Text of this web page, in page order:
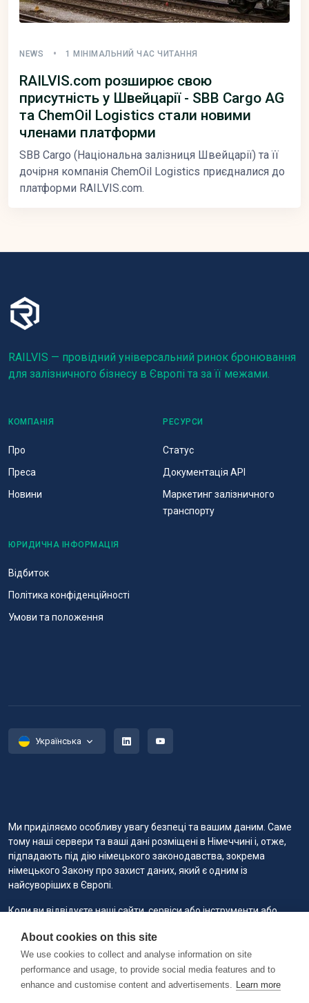
NEWS 1 МІНІМАЛЬНИЙ ЧАС ЧИТАННЯ
RAILVIS.com розширює свою
присутність у Швейцарії - SBB Cargo AG
та ChemOil Logistics стали новими
членами платформи
SBB Cargo (Національна залізниця Швейцарії) та її
дочірня компанія ChemOil Logistics приєдналися до
платформи RAILVIS.com.
RAILVIS — провідний універсальний ринок бронювання
для залізничного бізнесу в Європі та за її межами.
КОМПАНІЯ
Про
Преса
Новини
РЕСУРСИ
Статус
Документація API
Маркетинг залізничного
транспорту
ЮРИДИЧНА ІНФОРМАЦІЯ
Відбиток
Політика конфіденційності
Умови та положення
Українська
Ми приділяємо особливу увагу безпеці та вашим даним. Саме
тому наші сервери та ваші дані розміщені в Німеччині і, отже,
підпадають під дію німецького законодавства, зокрема
німецького Закону про захист даних, який є одним із
найсуворіших в Європі.
Коли ви відвідуєте наші сайти, сервіси або інструменти або
послуг можемо використовувати файли cookie для зберігання
інформації, щоб забезпечити вам кращий, швидший і
безпечніший досвід, а також для маркетингових цілей.
Copyright © 2026 RAILVIS. All rights reserved. Version 0.1.2 @
About cookies on this site
We use cookies to collect and analyse information on site
performance and usage, to provide social media features and to
enhance and customise content and advertisements. Learn more